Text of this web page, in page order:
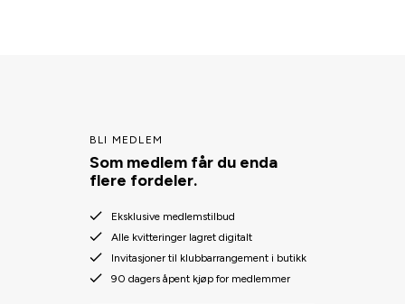
BLI MEDLEM
Som medlem får du enda
flere fordeler.
Eksklusive medlemstilbud
Alle kvitteringer lagret digitalt
Invitasjoner til klubbarrangement i butikk
90 dagers åpent kjøp for medlemmer